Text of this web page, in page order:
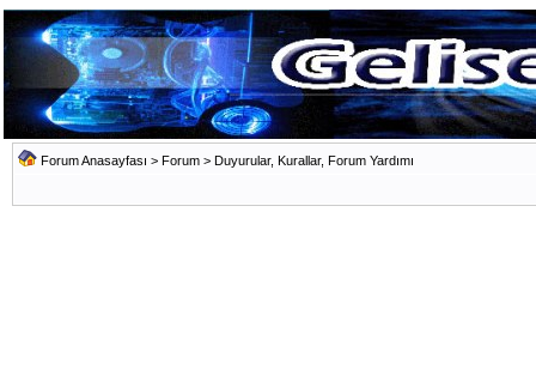
Forum Anasayfası > Forum > Duyurular, Kurallar, Forum Yardımı